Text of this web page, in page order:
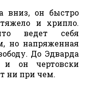
вниз, он быстро
и хрипло.
ведет себя
но напряженная
До Эдварда
и он чертовски
ни при чем.